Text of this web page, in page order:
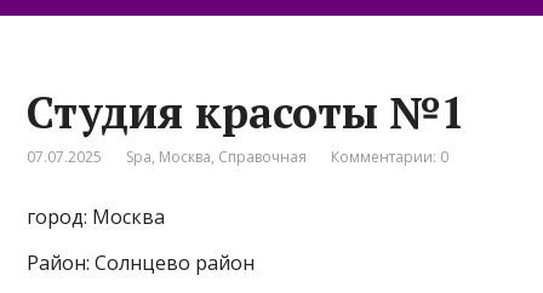
Студия красоты №1
07.07.2025 Spa, Москва, Справочная Комментарии: 0
город: Москва
Район: Солнцево район